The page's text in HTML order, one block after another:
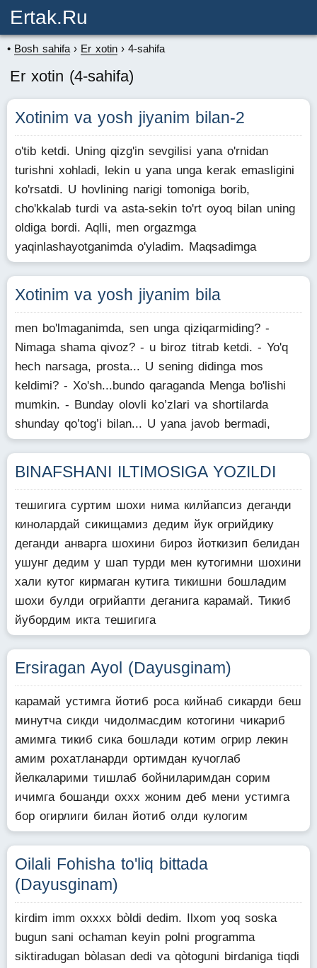
Ertak.ru
Bosh sahifa Er xotin 4-sahifa
Er xotin (4-sahifa)
Xotinim va yosh jiyanim bilan-2
o'tib ketdi. Uning qizg'in sevgilisi yana o'rnidan
turishni xohladi, lekin u yana unga kerak emasligini
ko'rsatdi. U hovlining narigi tomoniga borib,
cho'kkalab turdi va asta-sekin to'rt oyoq bilan uning
oldiga bordi. Aqlli, men orgazmga
yaqinlashayotganimda o'yladim. Maqsadimga
Xotinim va yosh jiyanim bila
men bo'lmaganimda, sen unga qiziqarmiding? -
Nimaga shama qivoz? - u biroz titrab ketdi. - Yo'q
hech narsaga, prosta... U sening didinga mos
keldimi? - Xo'sh...bundo qaraganda Menga bo'lishi
mumkin. - Bunday olovli ko’zlari va shortilarda
shunday qo’tog’i bilan... U yana javob bermadi,
BINAFSHANI ILTIMOSIGA YOZILDI
тешигига суртим шохи нима килйапсиз деганди
кинолардай сикищамиз дедим йук огрийдику
деганди анварга шохини бироз йоткизип белидан
ушунг дедим у шап турди мен кутогимни шохини
хали кутог кирмаган кутига тикишни бошладим
шохи булди огрийапти деганига карамай. Тикиб
йубордим икта тешигига
Ersiragan Ayol (Dayusginam)
карамай устимга йотиб роса кийнаб сикарди беш
минутча сикди чидолмасдим котогини чикариб
амимга тикиб сика бошлади котим огрир лекин
амим рохатланарди ортимдан кучоглаб
йелкаларими тишлаб бойниларимдан сорим
ичимга бошанди оххх жоним деб мени устимга
бор огирлиги билан йотиб олди кулогим
Oilali Fohisha to'liq bittada
(Dayusginam)
kirdim imm oxxxx bòldi dedim. Ilxom yoq soska
bugun sani ochaman keyin polni programma
siktiradugan bòlasan dedi va qòtoguni birdaniga tiqdi